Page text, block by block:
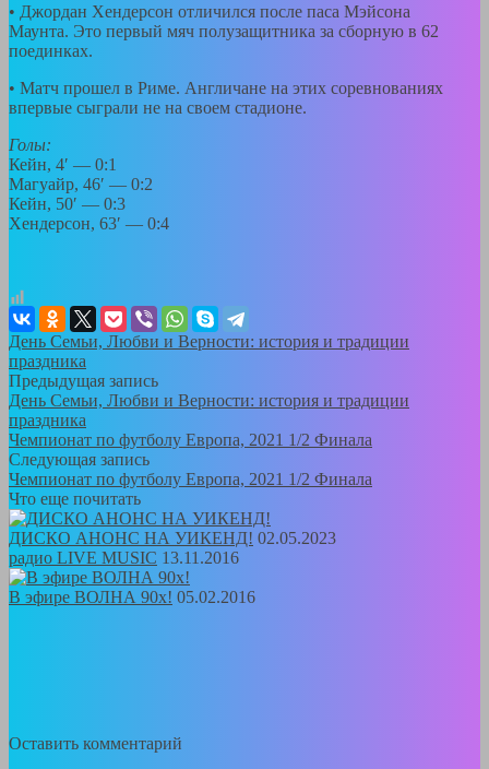
• Джордан Хендерсон отличился после паса Мэйсона
Маунта. Это первый мяч полузащитника за сборную в 62
поединках.
• Матч прошел в Риме. Англичане на этих соревнованиях
впервые сыграли не на своем стадионе.
Голы:
Кейн, 4′ — 0:1
Магуайр, 46′ — 0:2
Кейн, 50′ — 0:3
Хендерсон, 63′ — 0:4
День Семьи, Любви и Верности: история и традиции
праздника
Предыдущая запись
День Семьи, Любви и Верности: история и традиции
праздника
Чемпионат по футболу Европа, 2021 1/2 Финала
Следующая запись
Чемпионат по футболу Европа, 2021 1/2 Финала
Что еще почитать
ДИСКО АНОНС НА УИКЕНД! 02.05.2023
радио LIVE MUSIC 13.11.2016
В эфире ВОЛНА 90х! 05.02.2016
Оставить комментарий